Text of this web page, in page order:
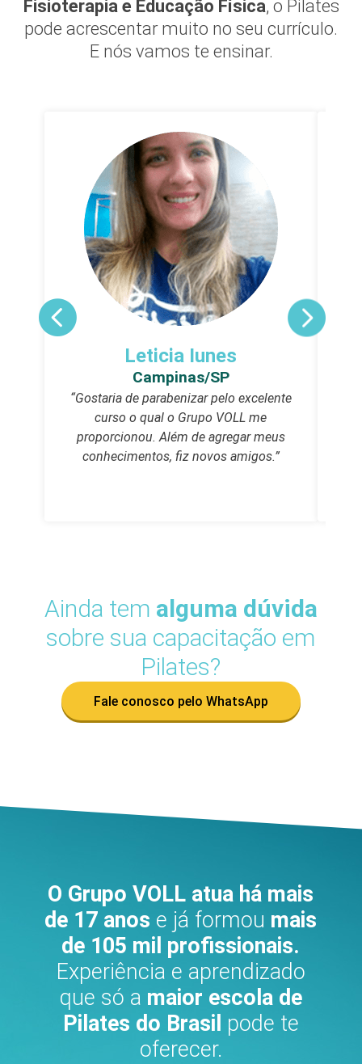
Fisioterapia e Educação Física, o Pilates
pode acrescentar muito no seu currículo.
E nós vamos te ensinar.
Leticia Iunes
Campinas/SP
“Gostaria de parabenizar pelo excelente
curso o qual o Grupo VOLL me
proporcionou. Além de agregar meus
conhecimentos, fiz novos amigos.”
Ainda tem alguma dúvida
sobre sua capacitação em
Pilates?
Fale conosco pelo WhatsApp
O Grupo VOLL atua há mais
de 17 anos e já formou mais
de 105 mil profissionais.
Experiência e aprendizado
que só a maior escola de
Pilates do Brasil pode te
oferecer.